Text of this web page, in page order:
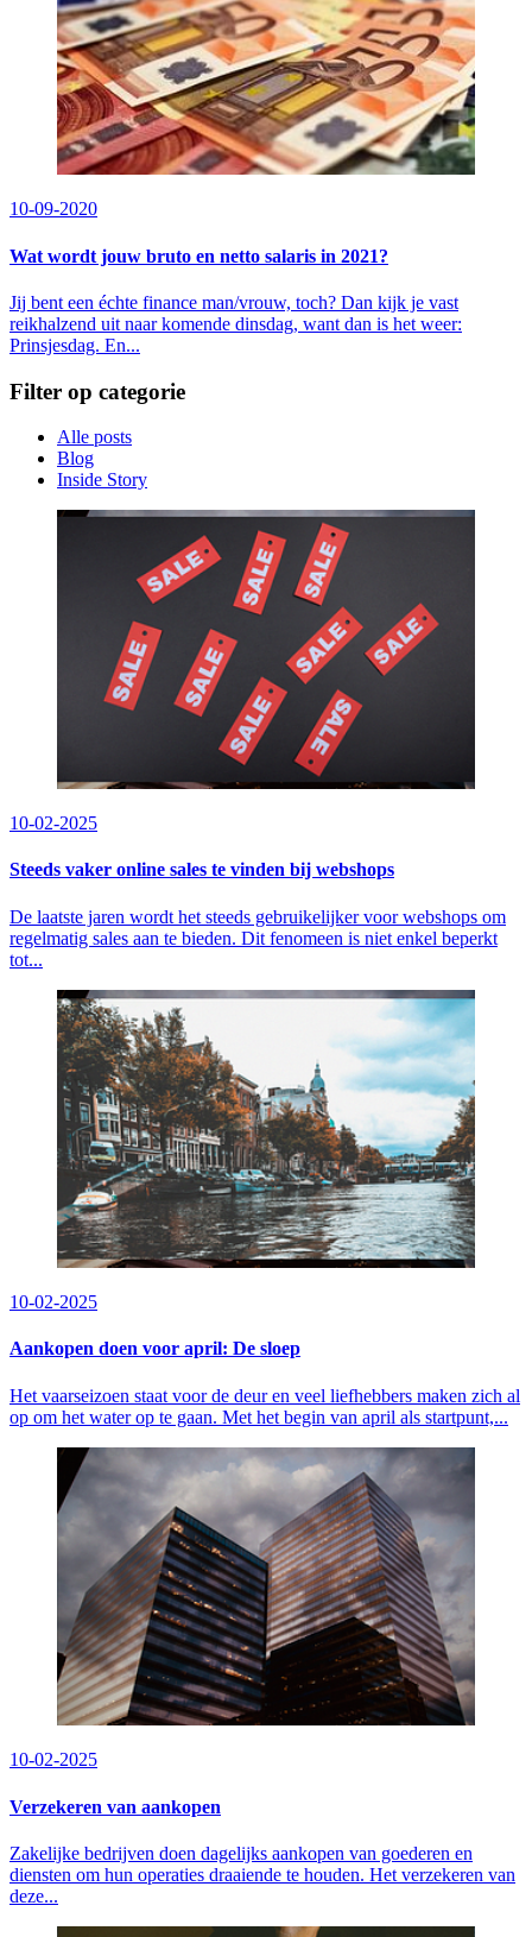
10-09-2020
Wat wordt jouw bruto en netto salaris in 2021?
Jij bent een échte finance man/vrouw, toch? Dan kijk je vast
reikhalzend uit naar komende dinsdag, want dan is het weer:
Prinsjesdag. En...
Filter op categorie
Alle posts
Blog
Inside Story
10-02-2025
Steeds vaker online sales te vinden bij webshops
De laatste jaren wordt het steeds gebruikelijker voor webshops om
regelmatig sales aan te bieden. Dit fenomeen is niet enkel beperkt
tot...
10-02-2025
Aankopen doen voor april: De sloep
Het vaarseizoen staat voor de deur en veel liefhebbers maken zich al
op om het water op te gaan. Met het begin van april als startpunt,...
10-02-2025
Verzekeren van aankopen
Zakelijke bedrijven doen dagelijks aankopen van goederen en
diensten om hun operaties draaiende te houden. Het verzekeren van
deze...